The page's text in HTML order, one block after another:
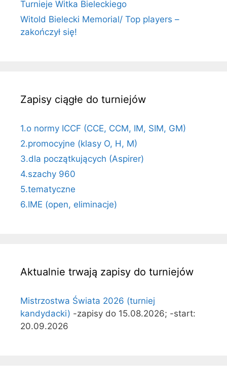
Turnieje Witka Bieleckiego
Witold Bielecki Memorial/ Top players –
zakończył się!
Zapisy ciągłe do turniejów
1.o normy ICCF (CCE, CCM, IM, SIM, GM)
2.promocyjne (klasy O, H, M)
3.dla początkujących (Aspirer)
4.szachy 960
5.tematyczne
6.IME (open, eliminacje)
Aktualnie trwają zapisy do turniejów
Mistrzostwa Świata 2026 (turniej
kandydacki) -zapisy do 15.08.2026; -start:
20.09.2026